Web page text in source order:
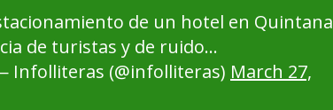
de un hotel en Quintana
de turistas y de ruido…
Infolliteras (@infolliteras) March 27,